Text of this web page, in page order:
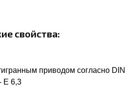
свойства:
приводом согласно DIN
E 6,3